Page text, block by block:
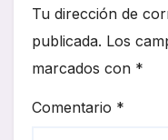
Tu dirección de
publicada. Los
marcados con *
Comentario *